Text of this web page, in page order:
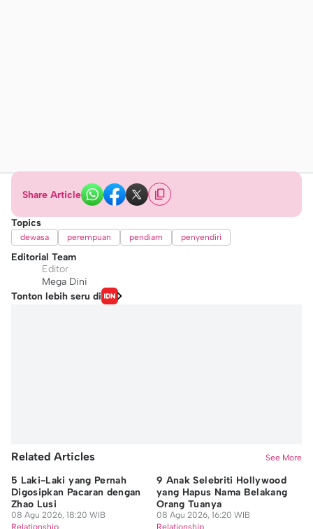
Share Article
Topics
dewasa perempuan pendiam penyendiri
Editorial Team
Editor
Mega Dini
Tonton lebih seru di
Related Articles See More
5 Laki-Laki yang Pernah
Digosipkan Pacaran dengan
Zhao Lusi
08 Agu 2026, 18:20 WIB
Relationship
9 Anak Selebriti Hollywood
yang Hapus Nama Belakang
Orang Tuanya
08 Agu 2026, 16:20 WIB
Relationship